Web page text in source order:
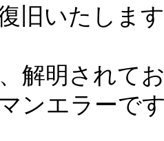
旧いたしま
解明されて
ンエラーで